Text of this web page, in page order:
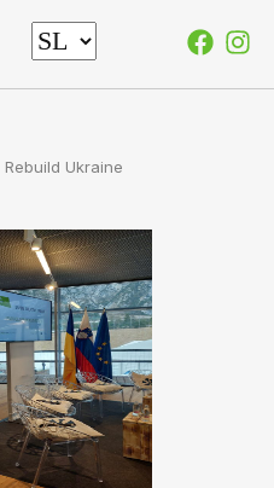
Ukraine